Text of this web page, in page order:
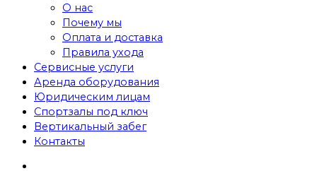
О нас
Почему мы
Оплата и доставка
Правила ухода
Сервисные услуги
Аренда оборудования
Юридическим лицам
Спортзалы под ключ
Вертикальный забег
Контакты